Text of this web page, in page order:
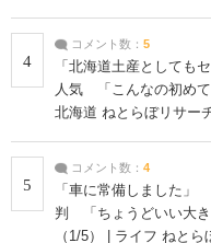
4
コメント数： 5
「北海道土産としても
人気 「こんなの初めて
北海道 ねとらぼリサー
5
コメント数： 4
「車に常備しました」
判 「ちょうどいい大き
（1/5） | ライフ ねとら